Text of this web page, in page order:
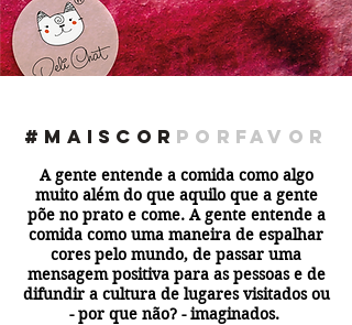
#maiscor porfavor
A gente entende a comida como algo
muito além do que aquilo que a gente
põe no prato e come. A gente entende a
comida como uma maneira de espalhar
cores pelo mundo, de passar uma
mensagem positiva para as pessoas e de
difundir a cultura de lugares visitados ou
- por que não? - imaginados.